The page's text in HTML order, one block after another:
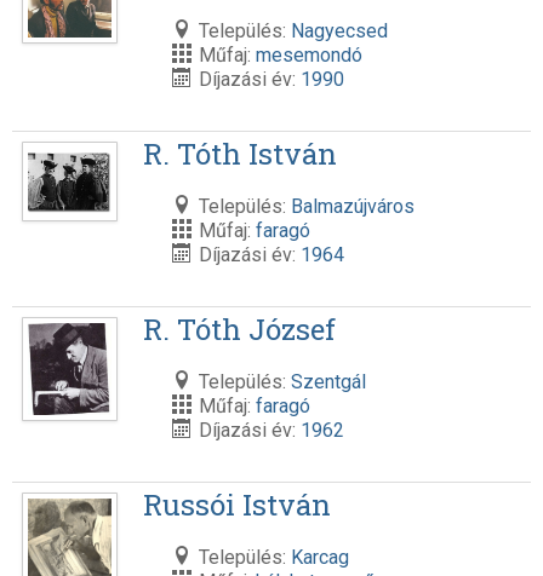
Település: Nagyecsed
Műfaj: mesemondó
Díjazási év: 1990
R. Tóth István
Település: Balmazújváros
Műfaj: faragó
Díjazási év: 1964
R. Tóth József
Település: Szentgál
Műfaj: faragó
Díjazási év: 1962
Russói István
Település: Karcag